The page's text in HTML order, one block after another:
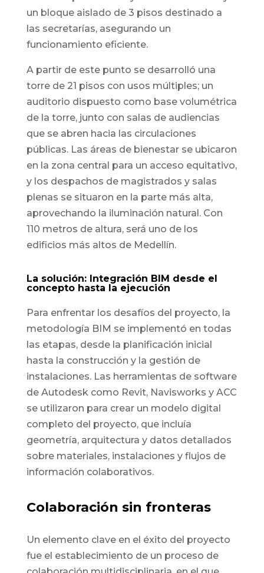
un bloque aislado de 3 pisos destinado a
las secretarías, asegurando un
funcionamiento eficiente.
A partir de este punto se desarrolló una
torre de 21 pisos con usos múltiples; un
auditorio dispuesto como base volumétrica
de la torre, junto con salas de audiencias
que se abren hacia las circulaciones
públicas. Las áreas de bienestar se ubicaron
en la zona central para un acceso equitativo,
y los despachos de magistrados y salas
plenas se situaron en la parte más alta,
aprovechando la iluminación natural. Con
110 metros de altura, será uno de los
edificios más altos de Medellín.
La solución: Integración BIM desde el
concepto hasta la ejecución
Para enfrentar los desafíos del proyecto, la
metodología BIM se implementó en todas
las etapas, desde la planificación inicial
hasta la construcción y la gestión de
instalaciones. Las herramientas de software
de Autodesk como Revit, Navisworks y ACC
se utilizaron para crear un modelo digital
completo del proyecto, que incluía
geometría, arquitectura y datos detallados
sobre materiales, instalaciones y flujos de
información colaborativos.
Colaboración sin fronteras
Un elemento clave en el éxito del proyecto
fue el establecimiento de un proceso de